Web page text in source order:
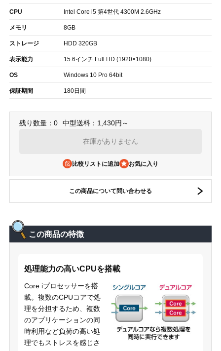
CPU Intel Core i5 第4世代 4300M 2.6GHz
メモリ 8GB
ストレージ HDD 320GB
表示能力 15.6インチ Full HD (1920×1080)
OS Windows 10 Pro 64bit
保証期間 180日間
残り数量：0 中型送料：1,430円～
在庫がありません
比較リストに追加
この商品について問い合わせる
この商品の特徴
処理能力の高いCPUを搭載
Core iプロセッサーを搭
載。複数のCPUコアで処
理を分担するため、複数
のアプリケーションの同
時利用など負荷の高い処
理でもストレスを感じさ